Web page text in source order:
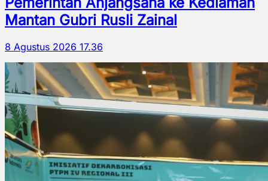
Mantan Gubri Rusli Zainal
8 Agustus 2026 17.36